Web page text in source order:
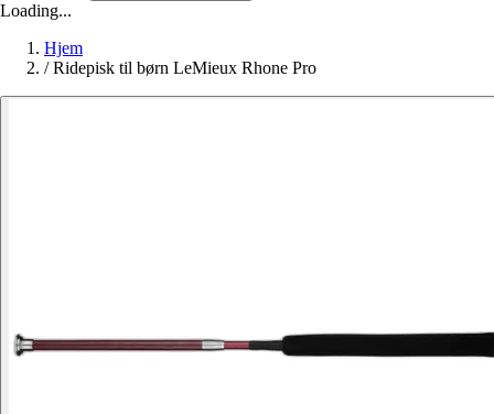
Loading...
Hjem
/ Ridepisk til børn LeMieux Rhone Pro